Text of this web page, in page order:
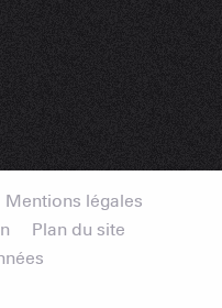
Mentions légales
Plan du site